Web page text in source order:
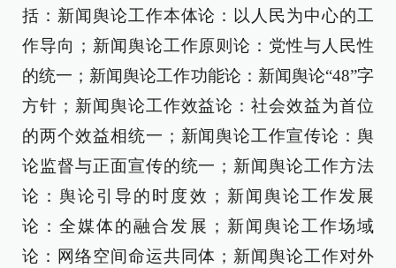
括：新闻舆论工作本体论：以人民为中心的工
作导向；新闻舆论工作原则论：党性与人民性
的统一；新闻舆论工作功能论：新闻舆论“48”字
方针；新闻舆论工作效益论：社会效益为首位
的两个效益相统一；新闻舆论工作宣传论：舆
论监督与正面宣传的统一；新闻舆论工作方法
论：舆论引导的时度效；新闻舆论工作发展
论：全媒体的融合发展；新闻舆论工作场域
论：网络空间命运共同体；新闻舆论工作对外